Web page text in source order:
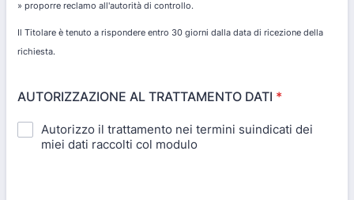
» proporre reclamo all'autorità di controllo.
Il Titolare è tenuto a rispondere entro 30 giorni dalla data di ricezione della
richiesta.
AUTORIZZAZIONE AL TRATTAMENTO DATI *
Autorizzo il trattamento nei termini suindicati dei
miei dati raccolti col modulo